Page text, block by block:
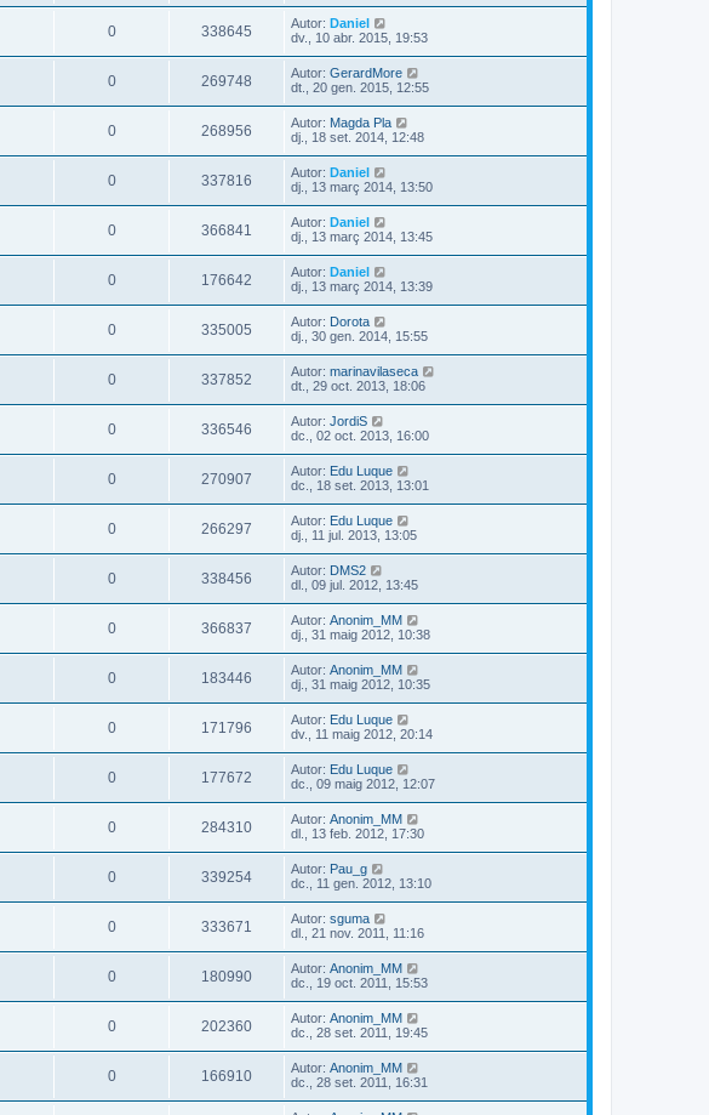
0 338645 Autor: Daniel
dv., 10 abr. 2015, 19:53
0 269748 Autor: GerardMore
dt., 20 gen. 2015, 12:55
0 268956 Autor: Magda Pla
dj., 18 set. 2014, 12:48
0 337816 Autor: Daniel
dj., 13 març 2014, 13:50
0 366841 Autor: Daniel
dj., 13 març 2014, 13:45
0 176642 Autor: Daniel
dj., 13 març 2014, 13:39
0 335005 Autor: Dorota
dj., 30 gen. 2014, 15:55
0 337852 Autor: marinavilaseca
dt., 29 oct. 2013, 18:06
0 336546 Autor: JordiS
dc., 02 oct. 2013, 16:00
0 270907 Autor: Edu Luque
dc., 18 set. 2013, 13:01
0 266297 Autor: Edu Luque
dj., 11 jul. 2013, 13:05
0 338456 Autor: DMS2
dl., 09 jul. 2012, 13:45
0 366837 Autor: Anonim_MM
dj., 31 maig 2012, 10:38
0 183446 Autor: Anonim_MM
dj., 31 maig 2012, 10:35
0 171796 Autor: Edu Luque
dv., 11 maig 2012, 20:14
0 177672 Autor: Edu Luque
dc., 09 maig 2012, 12:07
0 284310 Autor: Anonim_MM
dl., 13 feb. 2012, 17:30
0 339254 Autor: Pau_g
dc., 11 gen. 2012, 13:10
0 333671 Autor: sguma
dl., 21 nov. 2011, 11:16
0 180990 Autor: Anonim_MM
dc., 19 oct. 2011, 15:53
0 202360 Autor: Anonim_MM
dc., 28 set. 2011, 19:45
0 166910 Autor: Anonim_MM
dc., 28 set. 2011, 16:31